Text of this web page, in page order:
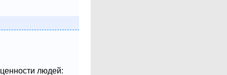
людей: